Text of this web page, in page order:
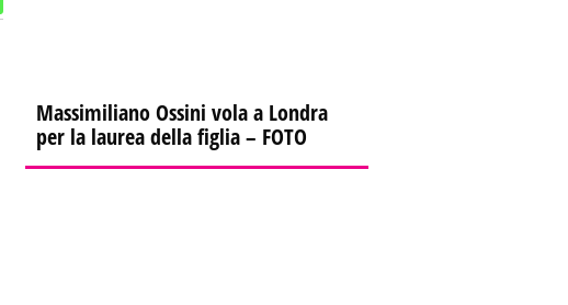
Massimiliano Ossini vola a Londra
per la laurea della figlia – FOTO